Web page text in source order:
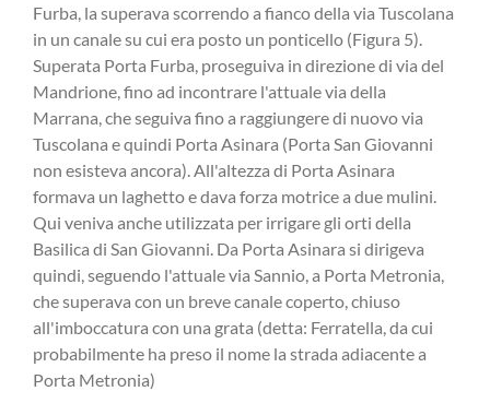
Furba, la superava scorrendo a fianco della via Tuscolana
in un canale su cui era posto un ponticello (Figura 5).
Superata Porta Furba, proseguiva in direzione di via del
Mandrione, fino ad incontrare l'attuale via della
Marrana, che seguiva fino a raggiungere di nuovo via
Tuscolana e quindi Porta Asinara (Porta San Giovanni
non esisteva ancora). All'altezza di Porta Asinara
formava un laghetto e dava forza motrice a due mulini.
Qui veniva anche utilizzata per irrigare gli orti della
Basilica di San Giovanni. Da Porta Asinara si dirigeva
quindi, seguendo l'attuale via Sannio, a Porta Metronia,
che superava con un breve canale coperto, chiuso
all'imboccatura con una grata (detta: Ferratella, da cui
probabilmente ha preso il nome la strada adiacente a
Porta Metronia)